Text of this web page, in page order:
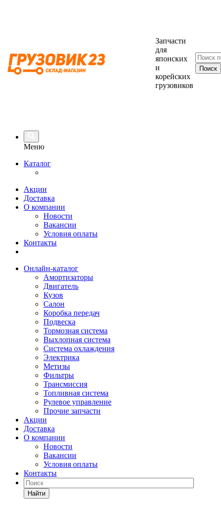
Запчасти
для
японских
и
корейских
грузовиков
Меню
Каталог
Акции
Доставка
О компании
Новости
Вакансии
Условия оплаты
Контакты
Онлайн-каталог
Амортизаторы
Двигатель
Кузов
Салон
Коробка передач
Подвеска
Тормозная система
Выхлопная система
Система охлаждения
Электрика
Метизы
Фильтры
Трансмиссия
Топливная система
Рулевое управление
Прочие запчасти
Акции
Доставка
О компании
Новости
Вакансии
Условия оплаты
Контакты
Найти